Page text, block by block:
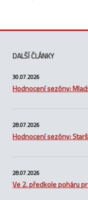
DALŠÍ ČLÁNKY
30.07.2026
Hodnocení sezóny:
28.07.2026
Hodnocení sezóny:
28.07.2026
Ve 2. předkole poháru